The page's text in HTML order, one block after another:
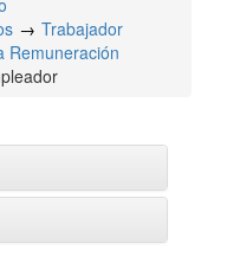
Trabajador
Remuneración